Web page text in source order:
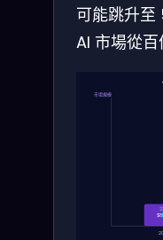
可能跳升
AI 市場從
市場規模